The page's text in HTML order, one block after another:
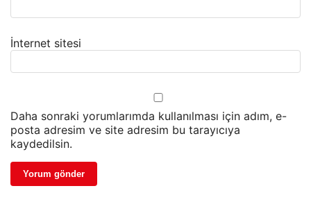
İnternet sitesi
Daha sonraki yorumlarımda kullanılması için adım, e-
posta adresim ve site adresim bu tarayıcıya
kaydedilsin.